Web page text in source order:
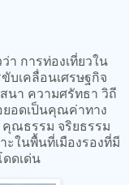
า การท่องเที่ยวใน
บเคลื่อนเศรษฐกิจ
นา ความศรัทธา วิถี
อดเป็นคุณค่าทาง
คุณธรรม จริยธรรม
ในพื้นที่เมืองรองที่มี
ดเด่น